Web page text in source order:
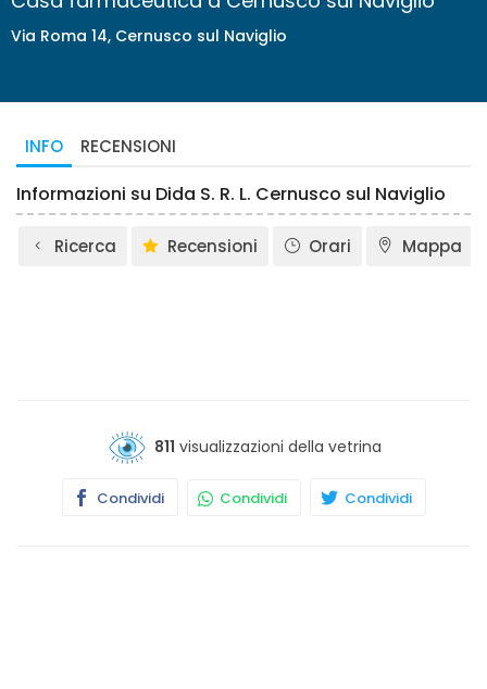
Via Roma 14, Cernusco sul Naviglio
INFO RECENSIONI
Informazioni su Dida S. R. L. Cernusco sul Naviglio
Ricerca Recensioni Orari Mappa
811 visualizzazioni della vetrina
Condividi Condividi Condividi